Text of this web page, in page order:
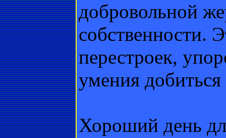
добровольной
собственности.
перестроек,
умения
Хороший день